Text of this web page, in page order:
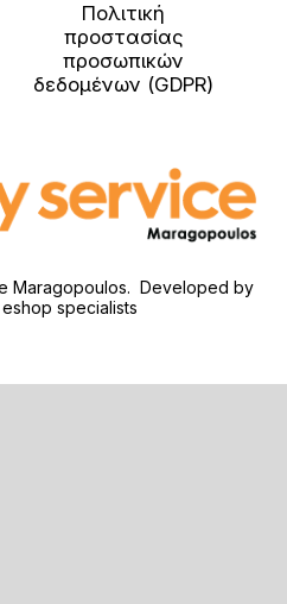
Πολιτική
προστασίας
προσωπικών
δεδομένων (GDPR)
Maragopoulos. Developed by
specialists